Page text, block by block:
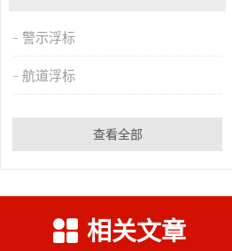
警示浮标
航道浮标
查看全部
相关文章